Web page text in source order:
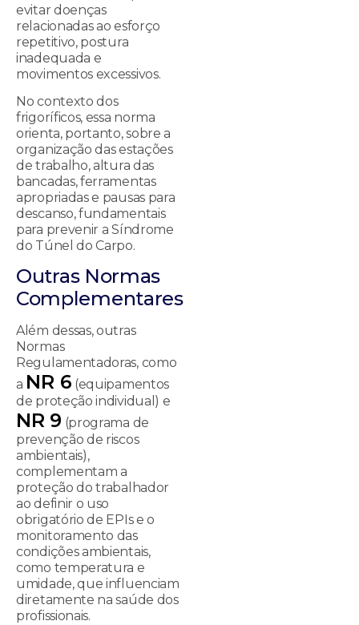
evitar doenças
relacionadas ao esforço
repetitivo, postura
inadequada e
movimentos excessivos.
No contexto dos
frigoríficos, essa norma
orienta, portanto, sobre a
organização das estações
de trabalho, altura das
bancadas, ferramentas
apropriadas e pausas para
descanso, fundamentais
para prevenir a Síndrome
do Túnel do Carpo.
Outras Normas
Complementares
Além dessas, outras
Normas
Regulamentadoras, como
a NR 6 (equipamentos
de proteção individual) e
NR 9 (programa de
prevenção de riscos
ambientais),
complementam a
proteção do trabalhador
ao definir o uso
obrigatório de EPIs e o
monitoramento das
condições ambientais,
como temperatura e
umidade, que influenciam
diretamente na saúde dos
profissionais.